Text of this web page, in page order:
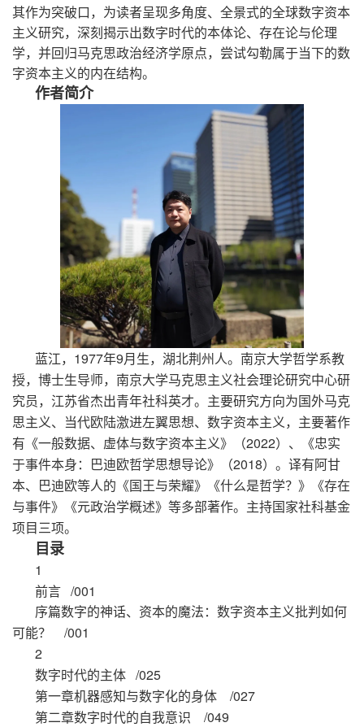
其作为突破口，为读者呈现多角度、全景式的全球数字资本
主义研究，深刻揭示出数字时代的本体论、存在论与伦理
学，并回归马克思政治经济学原点，尝试勾勒属于当下的数
字资本主义的内在结构。
作者简介
蓝江， 1977年9月生，湖北荆州人。南京大学哲学系教
授，博士生导师，南京大学马克思主义社会理论研究中心研
究员，江苏省杰出青年社科英才。主要研究方向为国外马克
思主义、当代欧陆激进左翼思想、数字资本主义，主要著作
有《一般数据、虚体与数字资本主义》（2022）、《忠实
于事件本身：巴迪欧哲学思想导论》（2018）。译有阿甘
本、巴迪欧等人的《国王与荣耀》《什么是哲学？》《存在
与事件》《元政治学概述》等多部著作。主持国家社科基金
项目三项。
目录
1
前言 /001
序篇数字的神话、资本的魔法：数字资本主义批判如何
可能？
/001
2
数字时代的主体 /025
第一章机器感知与数字化的身体 /027
第二章数字时代的自我意识 /049